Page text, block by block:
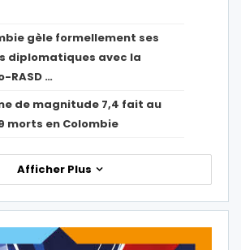
gèle formellement ses
diplomatiques avec la
RASD …
de magnitude 7,4 fait au
morts en Colombie
Afficher Plus